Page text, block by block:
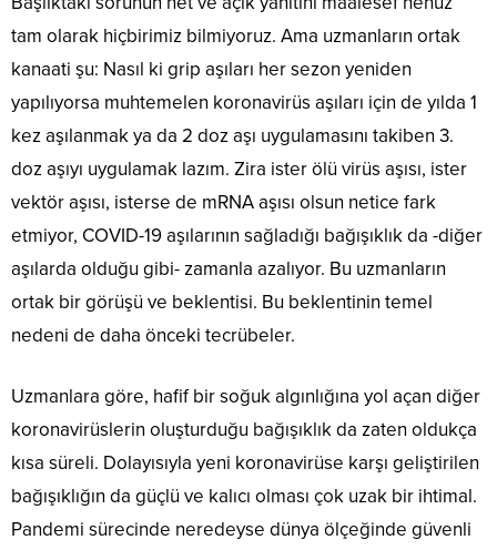
tam olarak hiçbirimiz bilmiyoruz. Ama uzmanların ortak
kanaati şu: Nasıl ki grip aşıları her sezon yeniden
yapılıyorsa muhtemelen koronavirüs aşıları için de yılda 1
kez aşılanmak ya da 2 doz aşı uygulamasını takiben 3.
doz aşıyı uygulamak lazım. Zira ister ölü virüs aşısı, ister
vektör aşısı, isterse de mRNA aşısı olsun netice fark
etmiyor, COVID-19 aşılarının sağladığı bağışıklık da -diğer
aşılarda olduğu gibi- zamanla azalıyor. Bu uzmanların
ortak bir görüşü ve beklentisi. Bu beklentinin temel
nedeni de daha önceki tecrübeler.
Uzmanlara göre, hafif bir soğuk algınlığına yol açan diğer
koronavirüslerin oluşturduğu bağışıklık da zaten oldukça
kısa süreli. Dolayısıyla yeni koronavirüse karşı geliştirilen
bağışıklığın da güçlü ve kalıcı olması çok uzak bir ihtimal.
Pandemi sürecinde neredeyse dünya ölçeğinde güvenli